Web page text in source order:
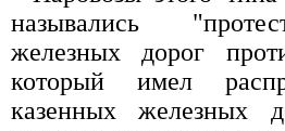
назывались
железных дорог
который имел
казенных железных